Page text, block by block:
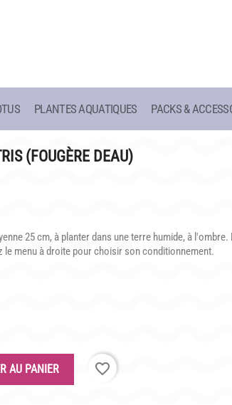
CONSEILS
DE PLANTATION
PLANTES AQUATIQUES PACKS &
(FOUGÈRE DEAU)
25 cm, à planter dans une terre humide, à l'ombre.
le menu à droite pour choisir son conditionnement.
AU PANIER
favorite_border